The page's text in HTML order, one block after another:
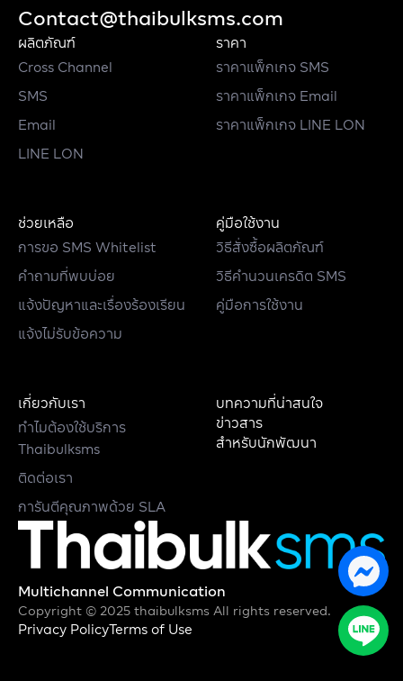
Contact@thaibulksms.com
ผลิตภัณฑ์
Cross Channel
SMS
Email
LINE LON
ราคา
ราคาแพ็กเกจ SMS
ราคาแพ็กเกจ Email
ราคาแพ็กเกจ LINE LON
ช่วยเหลือ
การขอ SMS Whitelist
คำถามที่พบบ่อย
แจ้งปัญหาและเรื่องร้องเรียน
แจ้งไม่รับข้อความ
คู่มือใช้งาน
วิธีสั่งซื้อผลิตภัณฑ์
วิธีคำนวนเครดิต SMS
คู่มือการใช้งาน
เกี่ยวกับเรา
ทำไมต้องใช้บริการ
Thaibulksms
ติดต่อเรา
การันตีคุณภาพด้วย SLA
บทความที่น่าสนใจ
ข่าวสาร
สำหรับนักพัฒนา
Multichannel Communication
Copyright © 2025 thaibulksms All rights reserved.
Privacy PolicyTerms of Use